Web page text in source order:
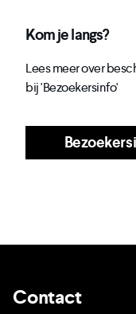
Kom je langs?
Lees meer over
bij 'Bezoekersinfo'
Contact